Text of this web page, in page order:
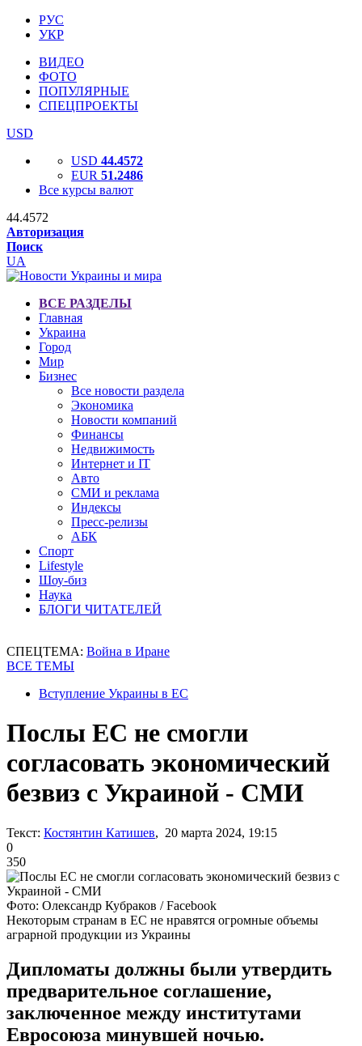
РУС
УКР
ВИДЕО
ФОТО
ПОПУЛЯРНЫЕ
СПЕЦПРОЕКТЫ
USD
USD 44.4572
EUR 51.2486
Все курсы валют
44.4572
Авторизация
Поиск
UA
ВСЕ РАЗДЕЛЫ
Главная
Украина
Город
Мир
Бизнес
Все новости раздела
Экономика
Новости компаний
Финансы
Недвижимость
Интернет и IT
Авто
СМИ и реклама
Индексы
Пресс-релизы
АБК
Спорт
Lifestyle
Шоу-биз
Наука
БЛОГИ ЧИТАТЕЛЕЙ
СПЕЦТЕМА: Война в Иране
ВСЕ ТЕМЫ
Вступление Украины в ЕС
Послы ЕС не смогли
согласовать экономический
безвиз с Украиной - СМИ
Текст: Костянтин Катишев, 20 марта 2024, 19:15
0
350
Фото: Олександр Кубраков / Facebook
Некоторым странам в ЕС не нравятся огромные объемы
аграрной продукции из Украины
Дипломаты должны были утвердить
предварительное соглашение,
заключенное между институтами
Евросоюза минувшей ночью.